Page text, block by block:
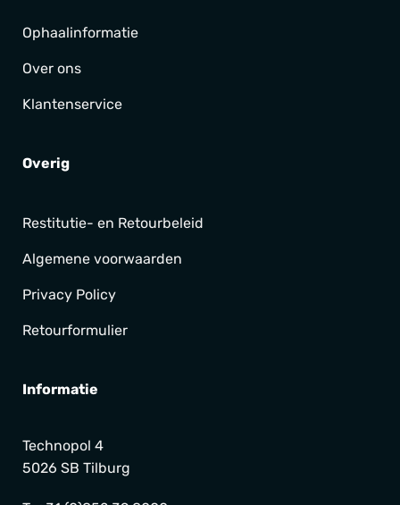
Ophaalinformatie
Over ons
Klantenservice
Overig
Restitutie- en Retourbeleid
Algemene voorwaarden
Privacy Policy
Retourformulier
Informatie
Technopol 4
5026 SB Tilburg